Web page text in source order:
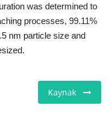
was determined to
processes, 99.11%
nm particle size and
Kaynak